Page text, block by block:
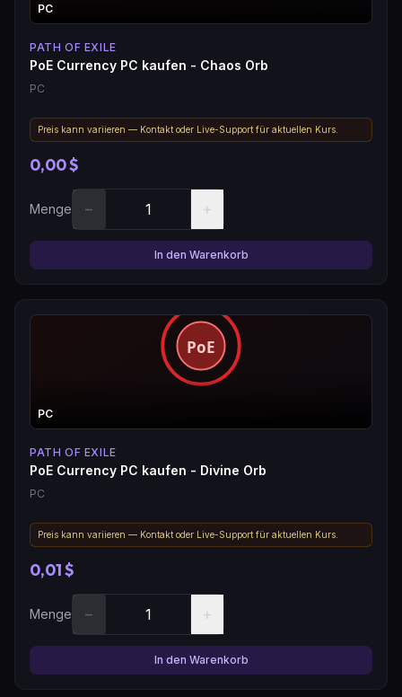
PC
PATH OF EXILE
PoE Currency PC kaufen - Chaos Orb
PC
Preis kann variieren — Kontakt oder Live-Support für aktuellen Kurs.
0,00 $
Menge − +
In den Warenkorb
PC
PATH OF EXILE
PoE Currency PC kaufen - Divine Orb
PC
Preis kann variieren — Kontakt oder Live-Support für aktuellen Kurs.
0,01 $
Menge − +
In den Warenkorb